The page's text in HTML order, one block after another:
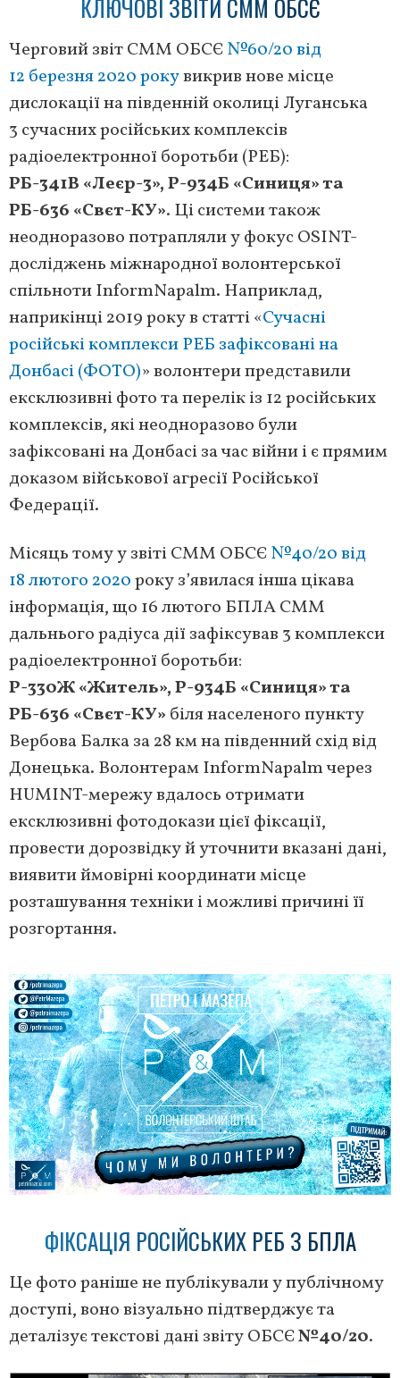
КЛЮЧОВІ ЗВІТИ СММ ОБСЄ
Черговий звіт СММ ОБСЄ№60/20 від
12 березня 2020 рокувикрив нове місце
дислокації на південній околиці Луганська
3 сучасних російських комплексів
радіоелектронної боротьби (РЕБ):
РБ-341В «Леєр-3», Р-934Б «Синиця» та
РБ-636 «Свєт-КУ». Ці системи також
неодноразово потрапляли у фокус OSINT-
досліджень міжнародної волонтерської
спільноти InformNapalm. Наприклад,
наприкінці 2019 року в статті «Сучасні
російські комплекси РЕБ зафіксовані на
Донбасі (ФОТО)» волонтери представили
ексклюзивні фото та перелік із 12 російських
комплексів, які неодноразово були
зафіксовані на Донбасі за час війни і є прямим
доказом військової агресії Російської
Федерації.
Місяць тому у звіті СММ ОБСЄ№40/20 від
18 лютого 2020року з’явилася інша цікава
інформація, що 16 лютого БПЛА СММ
дальнього радіуса дії зафіксував 3 комплекси
радіоелектронної боротьби:
Р-330Ж «Житель», Р-934Б «Синиця» та
РБ-636 «Свєт-КУ» біля населеного пункту
Вербова Балка за 28 км на південний схід від
Донецька. Волонтерам InformNapalm через
HUMINT-мережу вдалось отримати
ексклюзивні фотодокази цієї фіксації,
провести дорозвідку й уточнити вказані дані,
виявити ймовірні координати місце
розташування техніки і можливі причині її
розгортання.
ФІКСАЦІЯ РОСІЙСЬКИХ РЕБ З БПЛА
Це фото раніше не публікували у публічному
доступі, воно візуально підтверджує та
деталізує текстові дані звіту ОБСЄ№40/20.